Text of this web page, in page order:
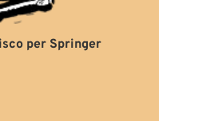
per Springer